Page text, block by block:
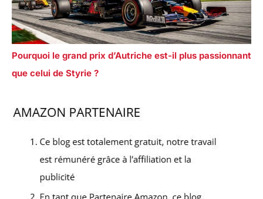
Pourquoi le grand prix d’Autriche est-il plus passionnant
que celui de Styrie ?